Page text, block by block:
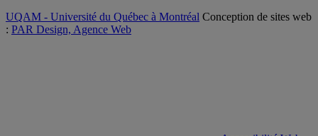
UQAM - Université du Québec à Montréal Conception de sites web
: PAR Design, Agence Web